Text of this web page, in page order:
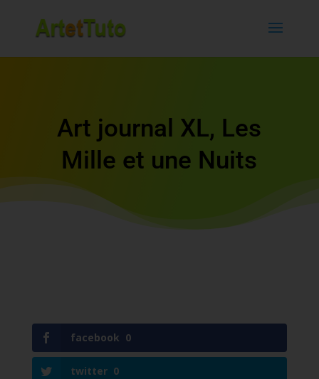
Art journal XL, Les
Mille et une Nuits
facebook 0
twitter 0